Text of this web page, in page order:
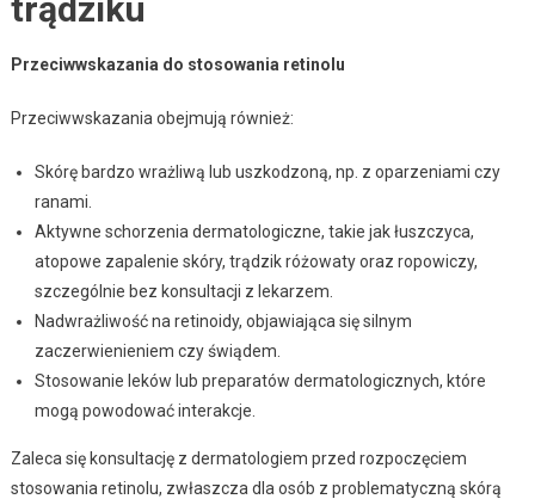
trądziku
Przeciwwskazania do stosowania retinolu
Przeciwwskazania obejmują również:
Skórę bardzo wrażliwą lub uszkodzoną, np. z oparzeniami czy
ranami.
Aktywne schorzenia dermatologiczne, takie jak łuszczyca,
atopowe zapalenie skóry, trądzik różowaty oraz ropowiczy,
szczególnie bez konsultacji z lekarzem.
Nadwrażliwość na retinoidy, objawiająca się silnym
zaczerwienieniem czy świądem.
Stosowanie leków lub preparatów dermatologicznych, które
mogą powodować interakcje.
Zaleca się konsultację z dermatologiem przed rozpoczęciem
stosowania retinolu, zwłaszcza dla osób z problematyczną skórą